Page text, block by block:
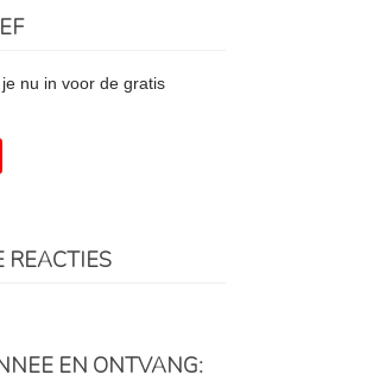
nu in voor de gratis
REACTIES
EN ONTVANG: